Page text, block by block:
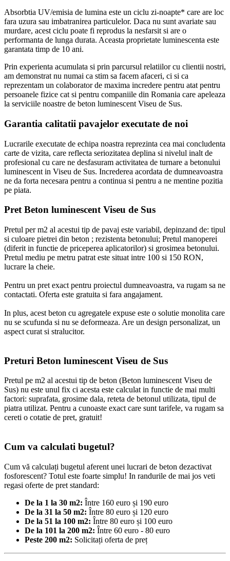
Absorbtia UV/emisia de lumina este un ciclu zi-noapte* care are loc
fara uzura sau imbatranirea particulelor. Daca nu sunt avariate sau
murdare, acest ciclu poate fi reprodus la nesfarsit si are o
performanta de lunga durata. Aceasta proprietate luminescenta este
garantata timp de 10 ani.
Prin experienta acumulata si prin parcursul relatiilor cu clientii nostri,
am demonstrat nu numai ca stim sa facem afaceri, ci si ca
reprezentam un colaborator de maxima incredere pentru atat pentru
persoanele fizice cat si pentru companiile din Romania care apeleaza
la serviciile noastre de beton luminescent Viseu de Sus.
Garantia calitatii pavajelor executate de noi
Lucrarile executate de echipa noastra reprezinta cea mai concludenta
carte de vizita, care reflecta seriozitatea deplina si nivelul inalt de
profesional cu care ne desfasuram activitatea de turnare a betonului
luminescent in Viseu de Sus. Increderea acordata de dumneavoastra
ne da forta necesara pentru a continua si pentru a ne mentine pozitia
pe piata.
Pret Beton luminescent Viseu de Sus
Pretul per m2 al acestui tip de pavaj este variabil, depinzand de: tipul
si culoare pietrei din beton ; rezistenta betonului; Pretul manoperei
(diferit in functie de priceperea aplicatorilor) si grosimea betonului.
Pretul mediu pe metru patrat este situat intre 100 si 150 RON,
lucrare la cheie.
Pentru un pret exact pentru proiectul dumneavoastra, va rugam sa ne
contactati. Oferta este gratuita si fara angajament.
In plus, acest beton cu agregatele expuse este o solutie monolita care
nu se scufunda si nu se deformeaza. Are un design personalizat, un
aspect curat si stralucitor.
Preturi Beton luminescent Viseu de Sus
Pretul pe m2 al acestui tip de beton (Beton luminescent Viseu de
Sus) nu este unul fix ci acesta este calculat in functie de mai multi
factori: suprafata, grosime dala, reteta de betonul utilizata, tipul de
piatra utilizat. Pentru a cunoaste exact care sunt tarifele, va rugam sa
cereti o cotatie de pret, gratuit!
Cum va calculati bugetul?
Cum vă calculați bugetul aferent unei lucrari de beton dezactivat
fosforescent? Totul este foarte simplu! In randurile de mai jos veti
regasi oferte de pret standard:
De la 1 la 30 m2: Între 160 euro și 190 euro
De la 31 la 50 m2: Între 80 euro și 120 euro
De la 51 la 100 m2: Între 80 euro și 100 euro
De la 101 la 200 m2: Între 60 euro - 80 euro
Peste 200 m2: Solicitați oferta de preț